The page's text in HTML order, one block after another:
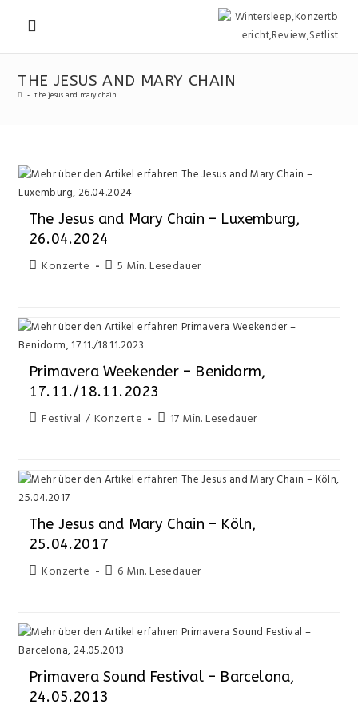
THE JESUS AND MARY CHAIN
- the jesus and mary chain
The Jesus and Mary Chain – Luxemburg,
26.04.2024
Konzerte 5 Min. Lesedauer
Primavera Weekender – Benidorm,
17.11./18.11.2023
Festival / Konzerte 17 Min. Lesedauer
The Jesus and Mary Chain – Köln,
25.04.2017
Konzerte 6 Min. Lesedauer
Primavera Sound Festival – Barcelona,
24.05.2013